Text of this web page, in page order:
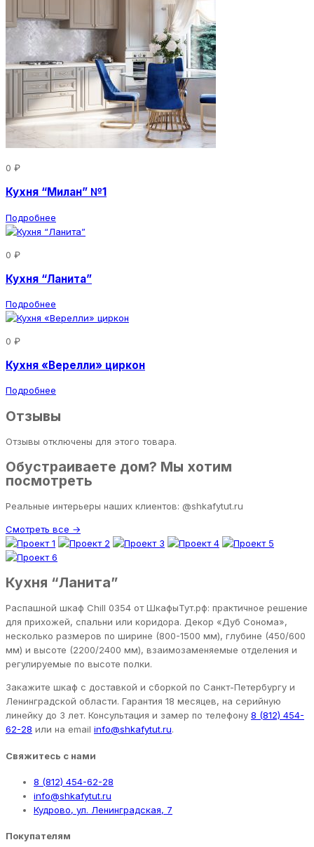
0 ₽
Кухня “Милан” №1
Подробнее
0 ₽
Кухня “Ланита”
Подробнее
0 ₽
Кухня «Верелли» циркон
Подробнее
Отзывы
Отзывы отключены для этого товара.
Обустраиваете дом? Мы хотим
посмотреть
Реальные интерьеры наших клиентов: @shkafytut.ru
Смотреть все →
Кухня “Ланита”
Распашной шкаф Chill 0354 от ШкафыТут.рф: практичное решение
для прихожей, спальни или коридора. Декор «Дуб Сонома»,
несколько размеров по ширине (800-1500 мм), глубине (450/600
мм) и высоте (2200/2400 мм), взаимозаменяемые отделения и
регулируемые по высоте полки.
Закажите шкаф с доставкой и сборкой по Санкт-Петербургу и
Ленинградской области. Гарантия 18 месяцев, на серийную
линейку до 3 лет. Консультация и замер по телефону 8 (812) 454-
62-28 или на email info@shkafytut.ru.
Свяжитесь с нами
8 (812) 454-62-28
info@shkafytut.ru
Кудрово, ул. Ленинградская, 7
Покупателям